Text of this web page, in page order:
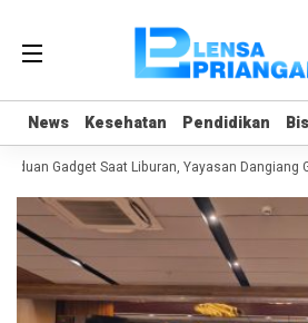
News Kesehatan Pendidikan
News Kesehatan Pendidikan
Gadget Saat Liburan, Yayasan Dangiang